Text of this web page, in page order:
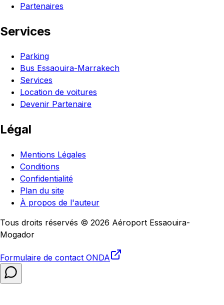
Partenaires
Services
Parking
Bus Essaouira-Marrakech
Services
Location de voitures
Devenir Partenaire
Légal
Mentions Légales
Conditions
Confidentialité
Plan du site
À propos de l'auteur
Tous droits réservés © 2026 Aéroport Essaouira-
Mogador
Formulaire de contact ONDA